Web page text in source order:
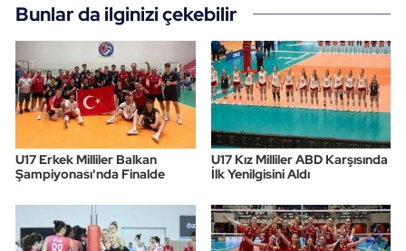
Bunlar da ilginizi çekebilir
U17 Erkek Milliler Balkan
Şampiyonası'nda Finalde
U17 Kız Milliler ABD Karşısında
İlk Yenilgisini Aldı
Tekvando
Tenis
Triatlon
Voleybol
Vücut Geliştirme Fitness